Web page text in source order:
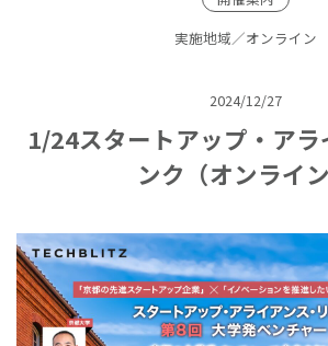
実施地域／オンライン
2024/12/27
1/24スタートアップ・アラ
ンク（オンライン